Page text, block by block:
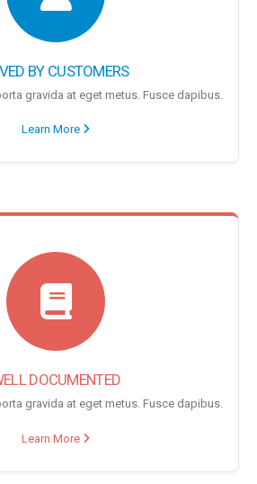
BY CUSTOMERS
gravida at eget metus. Fusce dapibus.
Learn More
DOCUMENTED
gravida at eget metus. Fusce dapibus.
Learn More